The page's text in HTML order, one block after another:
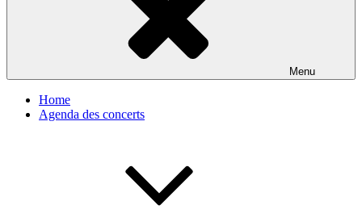
Menu
Home
Agenda des concerts